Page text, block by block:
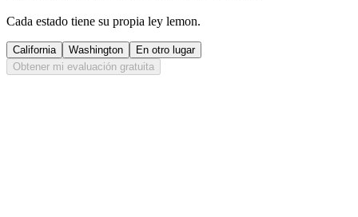
Cada estado tiene su propia ley lemon.
California Washington
En otro lugar
Obtener mi evaluación gratuita